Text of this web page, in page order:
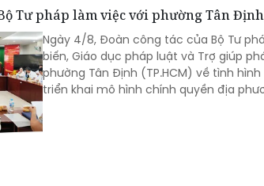
Tư pháp làm việc với phường Tân
Ngày 4/8, Đoàn công tác của Bộ Tư
biến, Giáo dục pháp luật và Trợ giúp
phường Tân Định (TP.HCM) về tình
triển khai mô hình chính quyền địa